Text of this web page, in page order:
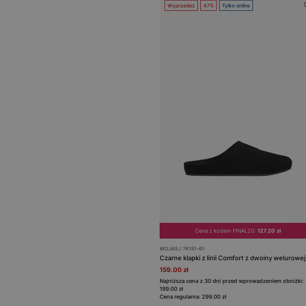
Wyprzedaż 47% Tylko online
Cena z kodem FINAL20: 127.20 zł
WOJAS / 74151-61
Czarne klapki z linii Comfort z dwoiny welurowej
159.00 zł
Najniższa cena z 30 dni przed wprowadzeniem obniżki:
199.00 zł
Cena regularna: 299.00 zł